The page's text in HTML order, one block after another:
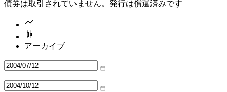
債券は取引されていません。発行は償還済みです
アーカイブ
—